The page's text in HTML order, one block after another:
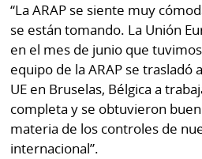
“La ARAP se siente muy
se están tomando. La Unión
en el mes de junio que
equipo de la ARAP se trasladó
UE en Bruselas, Bélgica a
completa y se obtuvieron
materia de los controles de
internacional”.